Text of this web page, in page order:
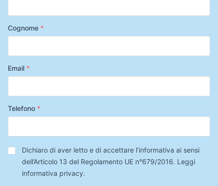
Cognome *
Email *
Telefono *
Privacy*
Dichiaro di aver letto e di accettare l’informativa ai sensi
dell’Articolo 13 del Regolamento UE n°679/2016. Leggi
informativa privacy.